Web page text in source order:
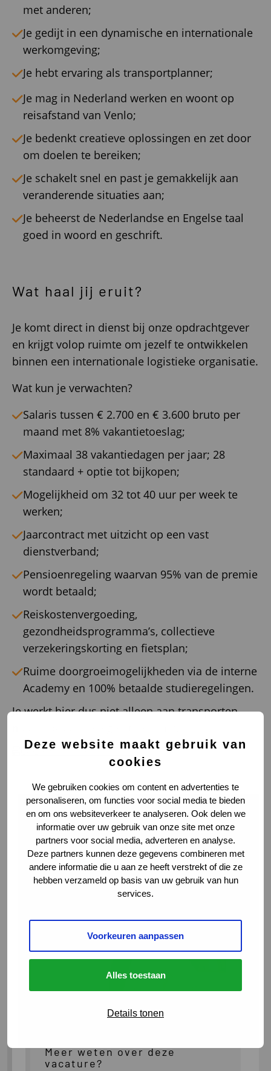
Deze website maakt gebruik van
cookies
We gebruiken cookies om content en advertenties te
personaliseren, om functies voor social media te bieden
en om ons websiteverkeer te analyseren. Ook delen we
informatie over uw gebruik van onze site met onze
partners voor social media, adverteren en analyse.
Deze partners kunnen deze gegevens combineren met
andere informatie die u aan ze heeft verstrekt of die ze
hebben verzameld op basis van uw gebruik van hun
services.
Voorkeuren aanpassen
Alles toestaan
Details tonen
met anderen;
Je gedijt in een dynamische en internationale
werkomgeving;
Je hebt ervaring als transportplanner;
Je mag in Nederland werken en woont op
reisafstand van Venlo;
Je bedenkt creatieve oplossingen en zet door
om doelen te bereiken;
Je schakelt snel en past je gemakkelijk aan
veranderende situaties aan;
Je beheerst de Nederlandse en Engelse taal
goed in woord en geschrift.
Wat haal jij eruit?
Je komt direct in dienst bij onze opdrachtgever
en krijgt volop ruimte om jezelf te ontwikkelen
binnen een internationale logistieke organisatie.
Wat kun je verwachten?
Salaris tussen € 2.700 en € 3.600 bruto per
maand met 8% vakantietoeslag;
Maximaal 38 vakantiedagen per jaar; 28
standaard + optie tot bijkopen;
Mogelijkheid om 32 tot 40 uur per week te
werken;
Jaarcontract met uitzicht op een vast
dienstverband;
Pensioenregeling waarvan 95% van de premie
wordt betaald;
Reiskostenvergoeding,
gezondheidsprogramma’s, collectieve
verzekeringskorting en fietsplan;
Ruime doorgroeimogelijkheden via de interne
Academy en 100% betaalde studieregelingen.
Je werkt hier dus niet alleen aan transporten,
Deze vacature afdrukken
Meer weten over deze
vacature?